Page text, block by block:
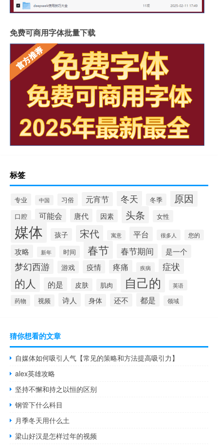
免费可商用字体批量下载
标签
专业 中国 习俗 元宵节 冬天 冬季 原因
口腔 可能会 唐代 因素 头条 女性
媒体 孩子 宋代 寓意 平台 很多人 您的
攻略 新年 时间 春节 春节期间 是一个
梦幻西游 游戏 疫情 疼痛 疾病 症状
的人 的是 皮肤 肌肉 自己的 英语
药物 视频 诗人 身体 还不 都是 领域
猜你想看的文章
自媒体如何吸引人气【常见的策略和方法提高吸引力】
alex英雄攻略
坚持不懈和持之以恒的区别
钢管下什么科目
月季冬天用什么土
梁山好汉是怎样过年的视频